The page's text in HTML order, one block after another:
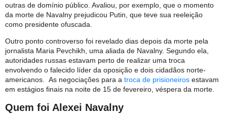
outras de domínio público. Avaliou, por exemplo, que o momento
da morte de Navalny prejudicou Putin, que teve sua reeleição
como presidente ofuscada.
Outro ponto controverso foi revelado dias depois da morte pela
jornalista Maria Pevchikh, uma aliada de Navalny. Segundo ela,
autoridades russas estavam perto de realizar uma troca
envolvendo o falecido líder da oposição e dois cidadãos norte-
americanos. As negociações para a troca de prisioneiros estavam
em estágios finais na noite de 15 de fevereiro, véspera da morte.
Quem foi Alexei Navalny